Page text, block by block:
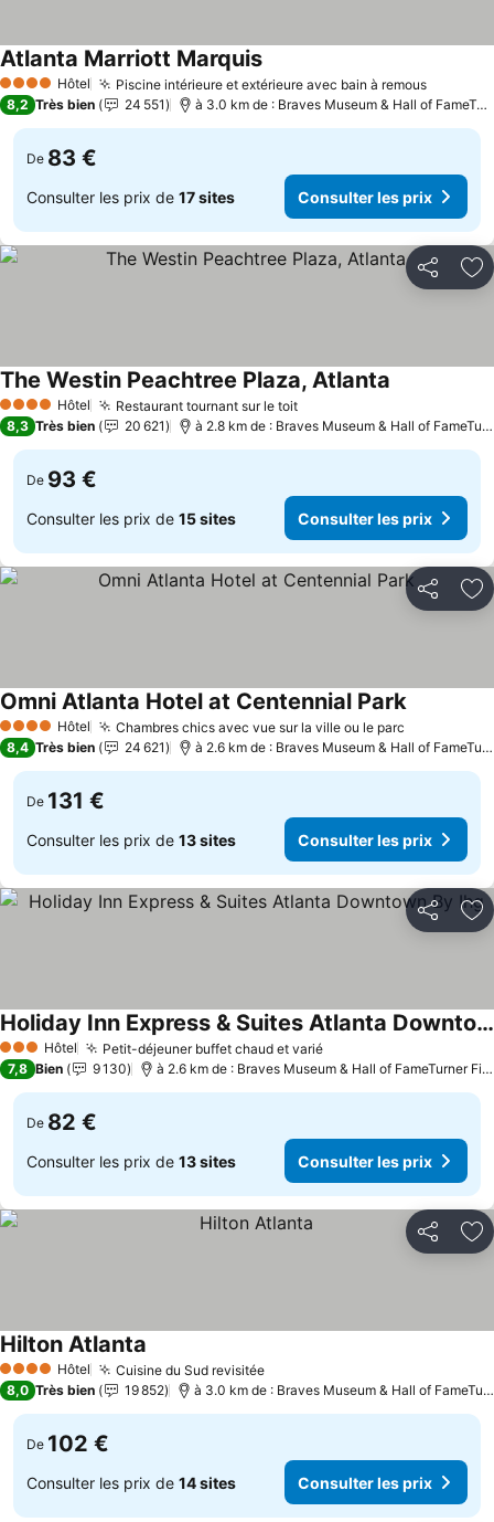
4 Étoiles Hôtel Piscine intérieure et extérieure avec bain à remous
Atlanta Marriott Marquis
8,2 Très bien 24 551 à 3.0 km de : Braves Museum & Hall of FameTurner Field Tours
De 83 €
Consulter les prix de 17 sites Consulter les prix
Partager
4 Étoiles Hôtel Restaurant tournant sur le toit
The Westin Peachtree Plaza, Atlanta
8,3 Très bien 20 621 à 2.8 km de : Braves Museum & Hall of FameTurner Field Tours
De 93 €
Consulter les prix de 15 sites Consulter les prix
Partager
4 Étoiles Hôtel Chambres chics avec vue sur la ville ou le parc
Omni Atlanta Hotel at Centennial Park
8,4 Très bien 24 621 à 2.6 km de : Braves Museum & Hall of FameTurner Field Tours
De 131 €
Consulter les prix de 13 sites Consulter les prix
Partager
3 ÉtoilesHôtel Petit-déjeuner buffet chaud et varié
Holiday Inn Express & Suites Atlanta Downtown By Ihg
7,8 Bien 9 130 à 2.6 km de : Braves Museum & Hall of FameTurner Field Tours
De 82 €
Consulter les prix de 13 sites Consulter les prix
Partager
4 Étoiles Hôtel Cuisine du Sud revisitée
Hilton Atlanta
8,0 Très bien 19 852 à 3.0 km de : Braves Museum & Hall of FameTurner Field Tours
De 102 €
Consulter les prix de 14 sites Consulter les prix